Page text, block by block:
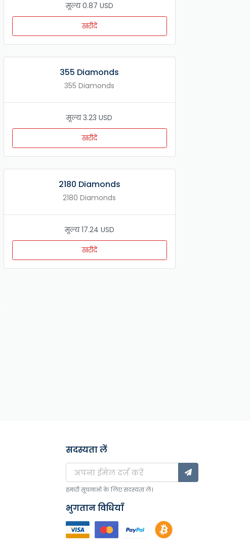
मूल्य 0.87 USD
खरीदें
355 Diamonds
355 Diamonds
मूल्य 3.23 USD
खरीदें
2180 Diamonds
2180 Diamonds
मूल्य 17.24 USD
खरीदें
सदस्यता लें
हमारी सूचनाओं के लिए सदस्यता लें।
भुगतान विधियाँ